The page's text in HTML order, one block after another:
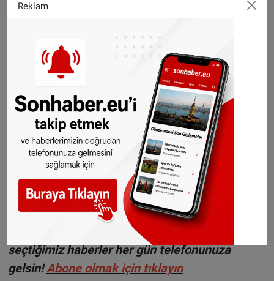
numarasıyla kolayca satın alınabiliyor.
Vinyet nereye yerleştirilir?
Vinyet, araçlarda ön camın sol veya üst orta
kısmına yapıştırılmalı ve açıkça görülebilir
olmalıdır. Hasar görmesi durumunda yenisi
alınmalıdır.
©Sonhaber.eu
Haberlerimizi İnsta gram ve
TikTok hesaplarımızdan da takip edebilirsiniz.
WhatsAppta ücretsiz bültenimize abone olun,
Hollanda ve diğer Avrupa ülkeleri gündeminden
seçtiğimiz haberler her gün telefonunuza
gelsin!Abone olmak için tıklayın
Reklam